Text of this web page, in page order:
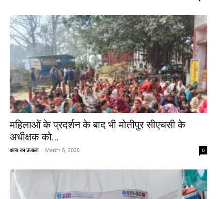
महिलाओं के प्रदर्शन के बाद भी मोतीपुर सीएचसी के
अधीक्षक को...
आज का उजाला - March 8, 2026 0